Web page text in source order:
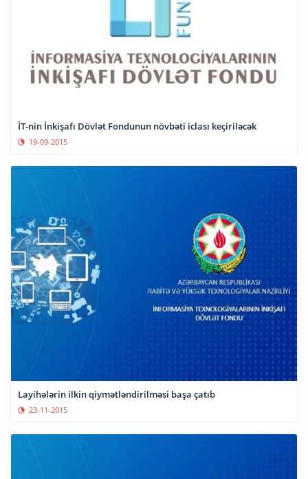
İT-nin İnkişafı Dövlət Fondunun növbəti iclası keçiriləcək
19-09-2015
Layihələrin ilkin qiymətləndirilməsi başa çatıb
23-11-2015